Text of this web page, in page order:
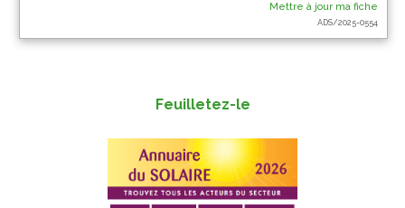
Mettre à jour ma fiche
ADS/2025-0554
Feuilletez-le